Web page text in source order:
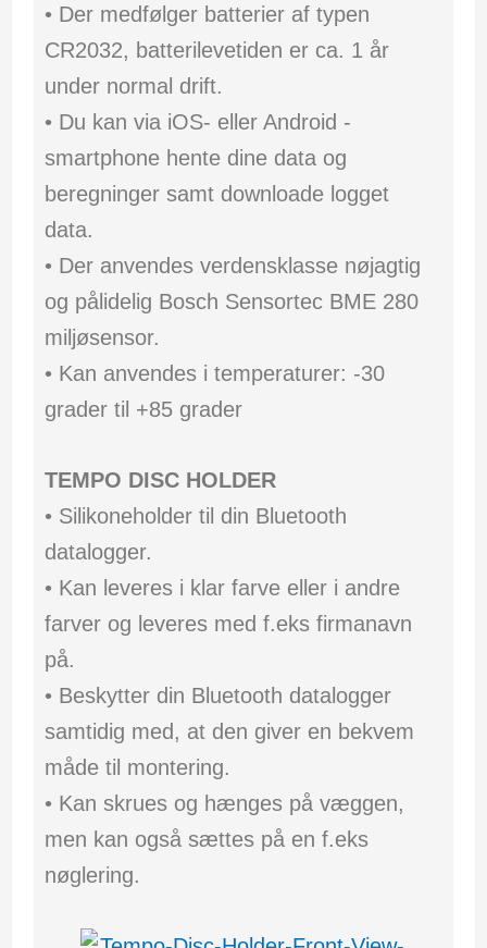
• Der medfølger batterier af typen
CR2032, batterilevetiden er ca. 1 år
under normal drift.
• Du kan via iOS- eller Android -
smartphone hente dine data og
beregninger samt downloade logget
data.
• Der anvendes verdensklasse nøjagtig
og pålidelig Bosch Sensortec BME 280
miljøsensor.
• Kan anvendes i temperaturer: -30
grader til +85 grader
TEMPO DISC HOLDER
• Silikoneholder til din Bluetooth
datalogger.
• Kan leveres i klar farve eller i andre
farver og leveres med f.eks firmanavn
på.
• Beskytter din Bluetooth datalogger
samtidig med, at den giver en bekvem
måde til montering.
• Kan skrues og hænges på væggen,
men kan også sættes på en f.eks
nøglering.